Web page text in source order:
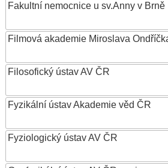
Fakultní nemocnice u sv.Anny v Brně
Filmová akademie Miroslava
Filosofický ústav AV ČR
Fyzikální ústav Akademie věd ČR
Fyziologický ústav AV ČR